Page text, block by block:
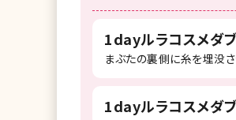
1dayルラコスメダ
まぶたの裏側に糸を埋没
1dayルラコスメダ